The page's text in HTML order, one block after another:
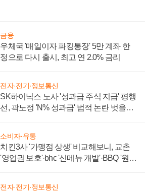
금융
우체국 '매일이자 파킹통장' 5만 계좌 한
정으로 다시 출시, 최고 연 2.0% 금리
전자·전기·정보통신
SK하이닉스 노사 '성과급 주식 지급' 평행
선, 곽노정 'N% 성과급' 법적 논란 벗을지
소비자·유통
치킨3사 '가맹점 상생' 비교해보니, 교촌
'영업권 보호'·bhc '신메뉴 개발'·BBQ '원가
전자·전기·정보통신